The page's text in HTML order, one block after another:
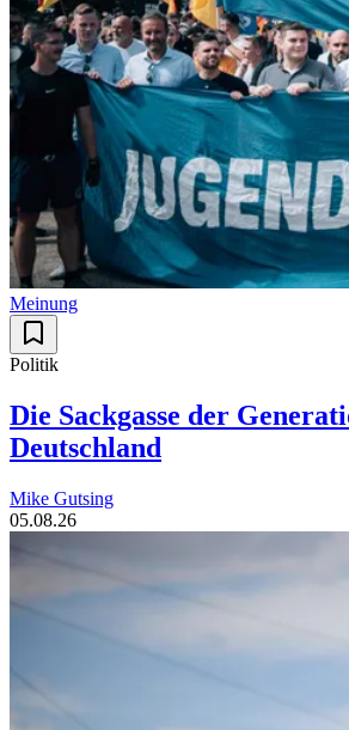
Meinung
Politik
Die Sackgasse der
Deutschland
Mike Gutsing
05.08.26